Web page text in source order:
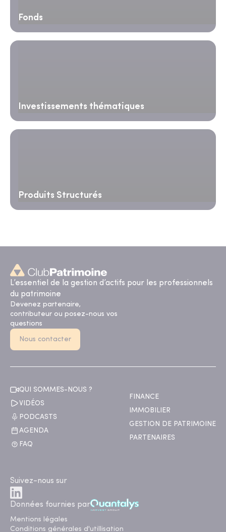
Fonds
Investissements thématiques
Produits Structurés
L’essentiel de la gestion d’actifs pour les professionnels
du patrimoine
Devenez partenaire,
contributeur ou posez-nous vos
questions
Nous contacter
QUI SOMMES-NOUS ?
VIDÉOS
PODCASTS
AGENDA
FAQ
FINANCE
IMMOBILIER
GESTION DE PATRIMOINE
PARTENAIRES
Suivez-nous sur
Données fournies par
Mentions légales
Conditions générales d'utillisation